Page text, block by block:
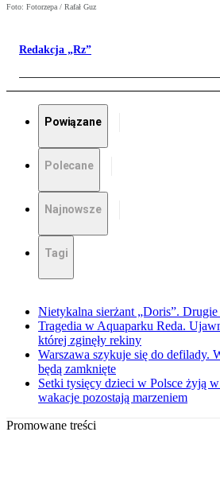
Foto: Fotorzepa / Rafał Guz
Redakcja „Rz”
Powiązane
Polecane
Najnowsze
Tagi
Nietykalna sierżant „Doris”.
Tragedia w Aquaparku Reda.
której zginęły rekiny
Warszawa szykuje się do defilady.
będą zamknięte
Setki tysięcy dzieci w Polsce żyją
wakacje pozostają marzeniem
Promowane treści